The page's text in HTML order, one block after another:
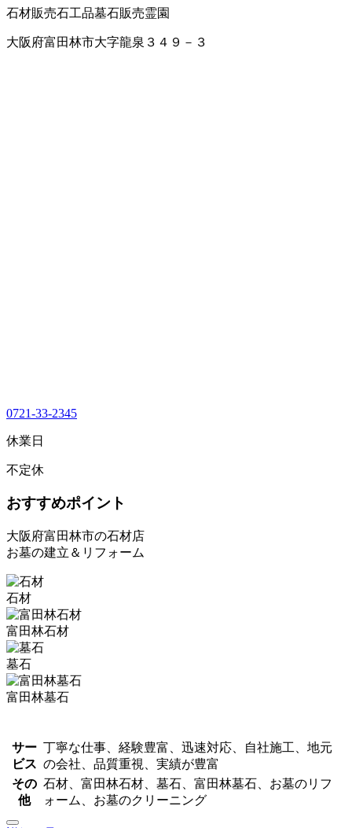
石材販売石工品墓石販売霊園
大阪府富田林市大字龍泉３４９－３
0721-33-2345
休業日
不定休
おすすめポイント
大阪府富田林市の石材店
お墓の建立＆リフォーム
石材
富田林石材
墓石
富田林墓石
サー
ビス
丁寧な仕事、経験豊富、迅速対応、自社施工、地元
の会社、品質重視、実績が豊富
その
他
石材、富田林石材、墓石、富田林墓石、お墓のリフ
ォーム、お墓のクリーニング